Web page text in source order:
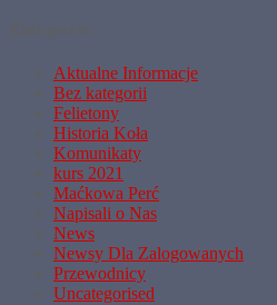
Aktualne Informacje
Bez kategorii
Felietony
Historia Koła
Komunikaty
kurs 2021
Maćkowa Perć
Napisali o Nas
News
Newsy Dla Zalogowanych
Przewodnicy
Uncategorised